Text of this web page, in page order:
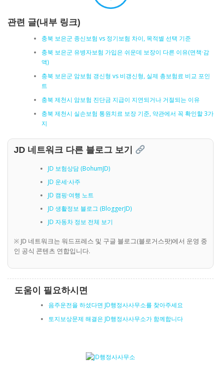
관련 글(내부 링크)
충북 보은군 종신보험 vs 정기보험 차이, 목적별 선택 기준
충북 보은군 유병자보험 가입은 쉬운데 보장이 다른 이유(면책·감
액)
충북 보은군 암보험 갱신형 vs 비갱신형, 실제 총보험료 비교 포인
트
충북 제천시 암보험 진단금 지급이 지연되거나 거절되는 이유
충북 제천시 실손보험 통원치료 보장 기준, 약관에서 꼭 확인할 3가
지
JD 네트워크 다른 블로그 보기
JD 보험상담 (BohumJD)
JD 운세·사주
JD 캠핑·여행 노트
JD 생활정보 블로그 (BloggerJD)
JD 자동차 정보 전체 보기
※ JD 네트워크는 워드프레스 및 구글 블로그(블로거스팟)에서 운영 중
인 공식 콘텐츠 연합입니다.
도움이 필요하시면
음주운전을 하셨다면 JD행정사사무소를 찾아주세요
토지보상문제 해결은 JD행정사사무소가 함께합니다